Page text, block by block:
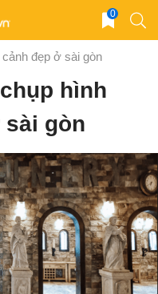
0
đẹp ở sài gòn
hình
sài gòn